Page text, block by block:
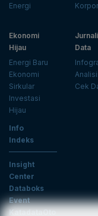
Energi
Ekonomi
Hijau
Energi Baru
Ekonomi
Sirkular
Investasi
Hijau
Data
Cek
Info
Indeks
Insight
Center
Databoks
Event
KatadataOto